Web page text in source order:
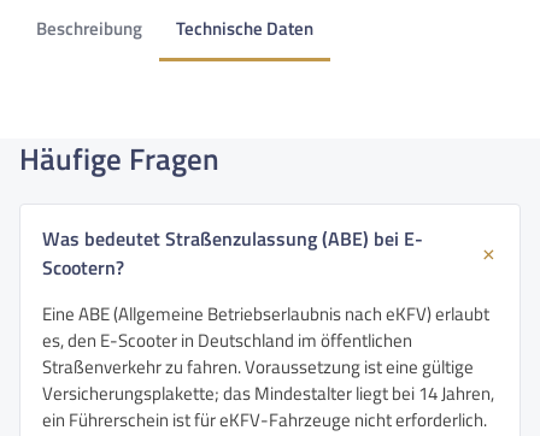
Beschreibung Technische Daten
Häufige Fragen
Was bedeutet Straßenzulassung (ABE) bei E-
Scootern?
Eine ABE (Allgemeine Betriebserlaubnis nach eKFV) erlaubt
es, den E-Scooter in Deutschland im öffentlichen
Straßenverkehr zu fahren. Voraussetzung ist eine gültige
Versicherungsplakette; das Mindestalter liegt bei 14 Jahren,
ein Führerschein ist für eKFV-Fahrzeuge nicht erforderlich.